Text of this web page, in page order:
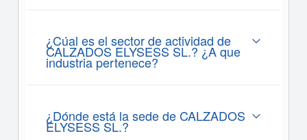
¿Cúal es el sector de actividad de
CALZADOS ELYSESS SL.? ¿A que
industria pertenece?
¿Dónde está la sede de CALZADOS
ELYSESS SL.?